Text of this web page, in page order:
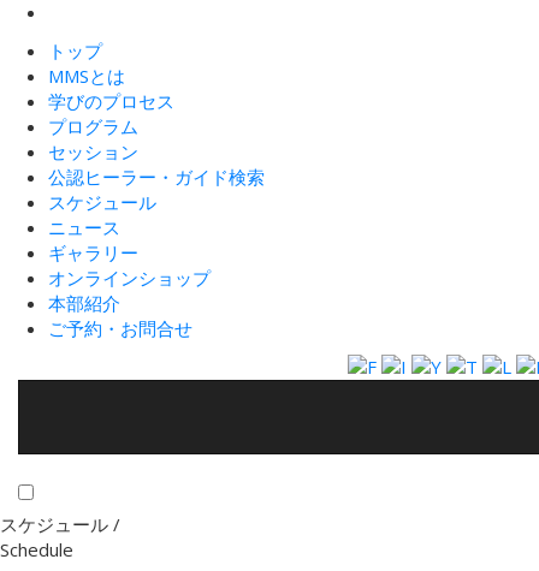
トップ
MMSとは
学びのプロセス
プログラム
セッション
公認ヒーラー・ガイド検索
スケジュール
ニュース
ギャラリー
オンラインショップ
本部紹介
ご予約・お問合せ
スケジュール /
Schedule